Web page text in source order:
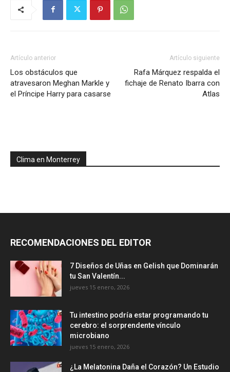
Artículo anterior
Los obstáculos que
atravesaron Meghan Markle y
el Príncipe Harry para casarse
Artículo siguiente
Rafa Márquez respalda el
fichaje de Renato Ibarra con
Atlas
Clima en Monterrey
RECOMENDACIONES DEL EDITOR
7 Diseños de Uñas en Gelish que Dominarán
tu San Valentín...
jueves 15 enero, 2026
Tu intestino podría estar programando tu
cerebro: el sorprendente vínculo
microbiano
jueves 15 enero, 2026
¿La Melatonina Daña el Corazón? Un Estudio